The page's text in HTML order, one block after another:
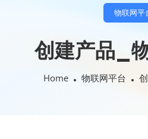
物联网平
创建产品_
Home 物联网平台